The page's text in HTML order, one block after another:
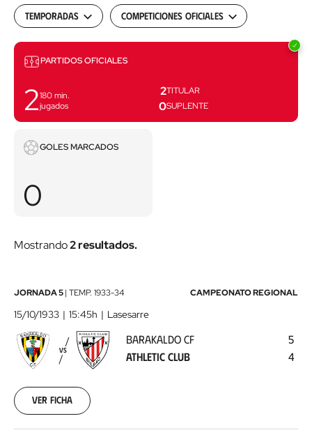
Temporadas Competiciones oficiales
Partidos
PARTIDOS OFICIALES
2180 min.
jugados
2TITULAR
0SUPLENTE
GolesGOLES MARCADOS
0
Mostrando2 resultados.
Barakaldo
CF
-
Athletic
Club1933-
10-
15
00:00:00
JORNADA 5| TEMP. 1933-34 CAMPEONATO REGIONAL
15/10/1933 15:45h Lasesarre
VS
BARAKALDO CF
ATHLETIC CLUB
5
4
Ver ficha